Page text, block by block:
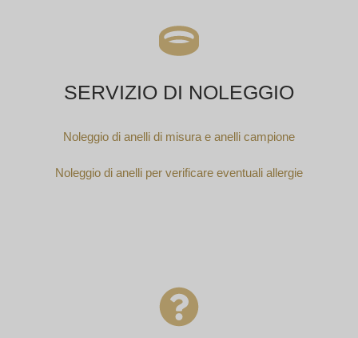
SERVIZIO DI NOLEGGIO
Noleggio di anelli di misura e anelli campione
Noleggio di anelli per verificare eventuali allergie